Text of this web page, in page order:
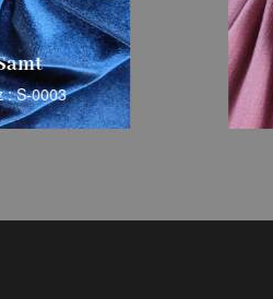
KS Velvet Stars
Referenz : S-0004